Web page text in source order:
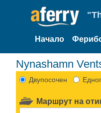
Начало
Nynashamn
Двупосочен
Маршрут на